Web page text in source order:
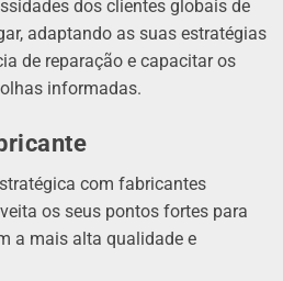
dos clientes globais de
adaptando as suas estratégias
de reparação e capacitar os
informadas.
com fabricantes
os seus pontos fortes para
a mais alta qualidade e